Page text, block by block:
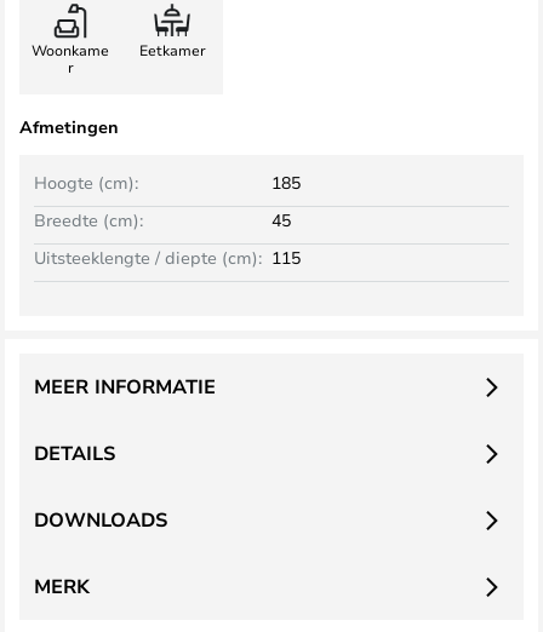
Woonkame
r
Eetkamer
Afmetingen
Breedte (cm): 45
Hoogte (cm): 185
Uitsteeklengte / diepte (cm): 115
DETAILS
MEER INFORMATIE
DOWNLOADS
MERK